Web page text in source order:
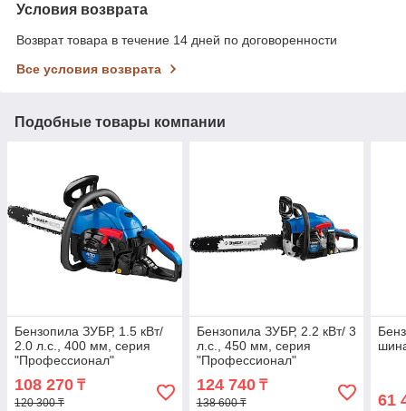
Условия возврата
Возврат товара в течение 14 дней по договоренности
Все условия возврата
Подобные товары компании
Бензопила ЗУБР, 1.5 кВт/
2.0 л.с., 400 мм, серия
"Профессионал"
(ПБЦ-400 40П)
108 270 ₸
120 300 ₸
Бензопила ЗУБР, 2.2 кВт/ 3
л.с., 450 мм, серия
"Профессионал"
(ПБЦ-490 45ДП)
124 740₸
138 600 ₸ 61